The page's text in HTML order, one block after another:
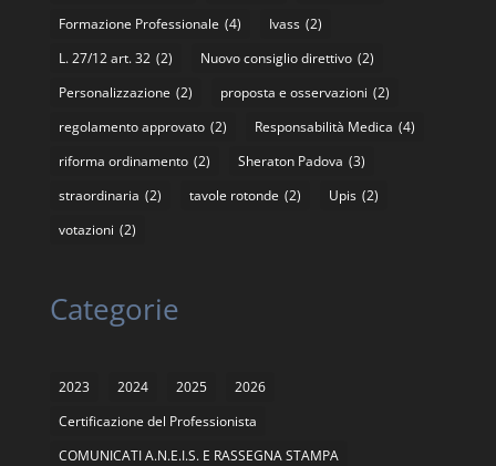
Formazione Professionale (4) Ivass (2)
L. 27/12 art. 32 (2) Nuovo consiglio direttivo (2)
Personalizzazione (2) proposta e osservazioni (2)
regolamento approvato (2) Responsabilità Medica (4)
riforma ordinamento (2) Sheraton Padova (3)
straordinaria (2) tavole rotonde (2) Upis (2)
votazioni (2)
Categorie
2023 2024 2025
2026
Certificazione del Professionista
COMUNICATI A.N.E.I.S. E RASSEGNA STAMPA